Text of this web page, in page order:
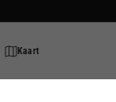
Kaart